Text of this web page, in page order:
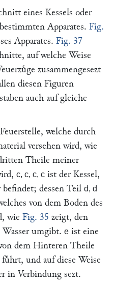
eines Kessels oder
Apparates. Fig.
Apparates. Fig. 37
auf welche Weise
zusammengesezt
diesen Figuren
auch auf gleiche
welche durch
versehen wird, wie
Theile meiner
c, c, c, c ist der Kessel,
befindet; dessen Teil d, d
von dem Boden des
wie Fig. 35 zeigt, den
umgibt. e ist eine
dem Hinteren Theile
und auf diese Weise
in Verbindung sezt.